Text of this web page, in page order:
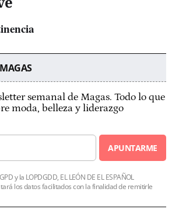
semanal de Magas. Todo lo que
moda, belleza y liderazgo
APUNTARME
y la LOPDGDD, EL LEÓN DE EL ESPAÑOL
los datos facilitados con la finalidad de remitirle